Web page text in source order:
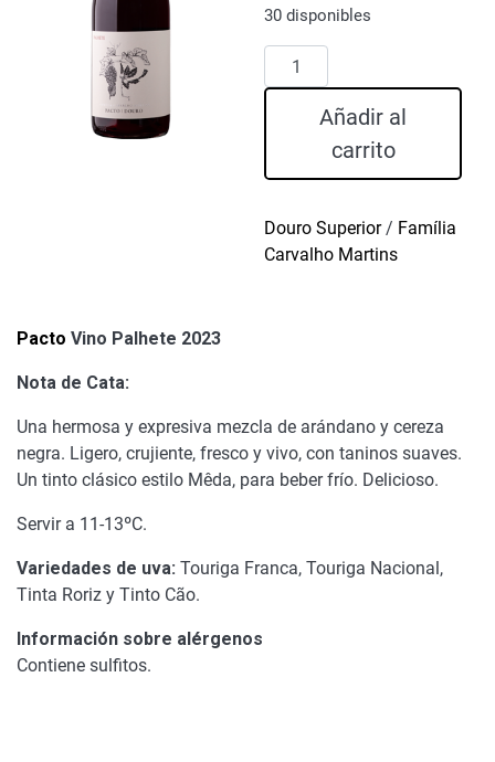
30 disponibles
Pacto
Vino
Añadir al
carrito
Douro Superior/ Família
Carvalho Martins
Pacto Vino Palhete 2023
Nota de Cata:
Una hermosa y expresiva mezcla de arándano y cereza
negra. Ligero, crujiente, fresco y vivo, con taninos suaves.
Un tinto clásico estilo Mêda, para beber frío. Delicioso.
Servir a 11-13ºC.
Variedades de uva: Touriga Franca, Touriga Nacional,
Tinta Roriz y Tinto Cão.
Información sobre alérgenos
Contiene sulfitos.